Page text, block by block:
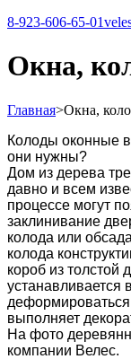
8-923-606-65-01
Окна,
Главная>Окна,
Колоды оконные
они нужны?
Дом из дерева
давно и всем
процессе могут
заклинивание
колода или
колода
короб из толстой
устанавливается
выполняет
На фото
компании Велес.